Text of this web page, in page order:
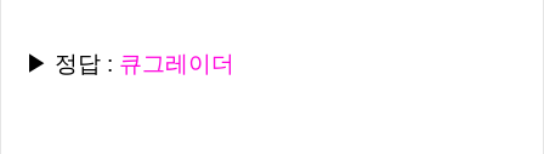
▶ 정답 : 큐그레이더